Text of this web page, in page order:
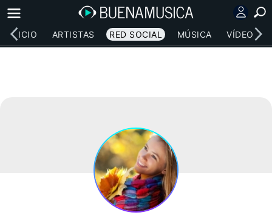
INICIO ARTISTAS RED SOCIAL MÚSICA VÍDEOS